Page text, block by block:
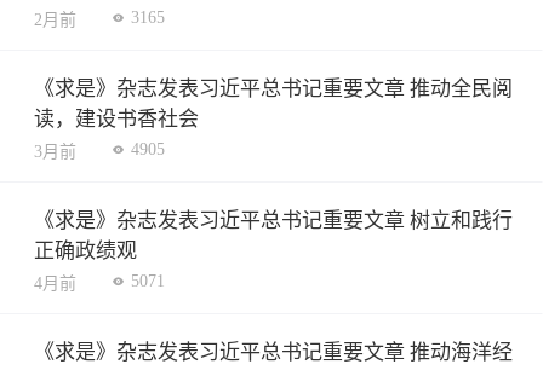
2月前 3165
《求是》杂志发表习近平总书记重要文章 推动全民阅
读，建设书香社会
3月前 4905
《求是》杂志发表习近平总书记重要文章 树立和践行
正确政绩观
4月前 5071
《求是》杂志发表习近平总书记重要文章 推动海洋经